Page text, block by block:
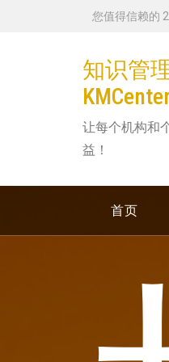
您值得信赖的
知识管
让每个机构和
益！
首页